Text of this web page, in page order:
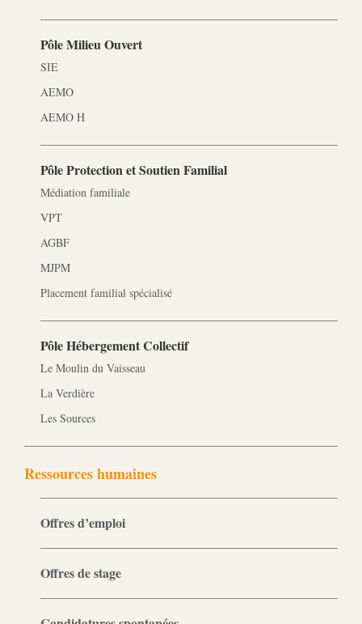
Pôle Milieu Ouvert
SIE
AEMO
AEMO H
Pôle Protection et Soutien Familial
Médiation familiale
VPT
AGBF
MJPM
Placement familial spécialisé
Pôle Hébergement Collectif
Le Moulin du Vaisseau
La Verdière
Les Sources
Ressources humaines
Offres d’emploi
Offres de stage